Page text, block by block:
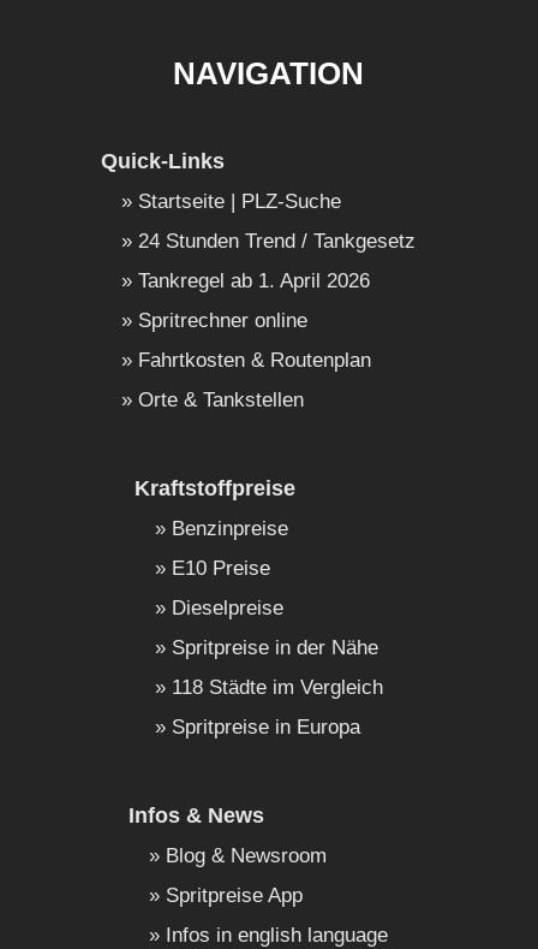
NAVIGATION
Quick-Links
Startseite | PLZ-Suche
24 Stunden Trend / Tankgesetz
Tankregel ab 1. April 2026
Spritrechner online
Fahrtkosten & Routenplan
Orte & Tankstellen
Kraftstoffpreise
Benzinpreise
E10 Preise
Dieselpreise
Spritpreise in der Nähe
118 Städte im Vergleich
Spritpreise in Europa
Infos & News
Blog & Newsroom
Spritpreise App
Infos in english language